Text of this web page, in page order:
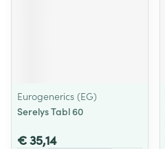
Eurogenerics (EG)
Serelys Tabl 60
€ 35,14